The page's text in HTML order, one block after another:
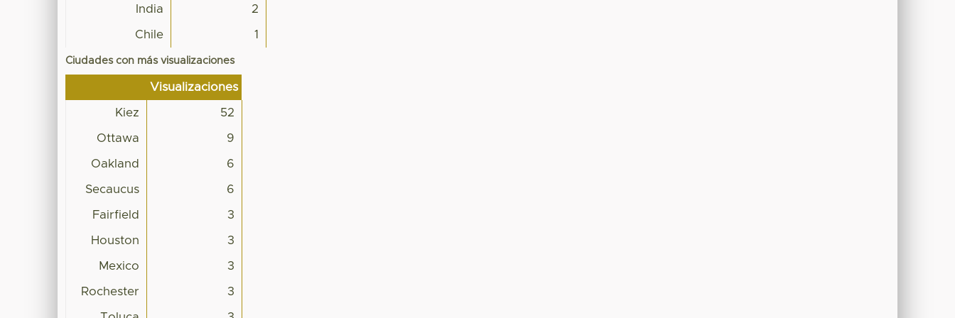
India 2
Chile 1
Ciudades con más visualizaciones
Visualizaciones
Kiez 52
Ottawa 9
Oakland 6
Secaucus 6
Fairfield 3
Houston 3
Mexico 3
Rochester 3